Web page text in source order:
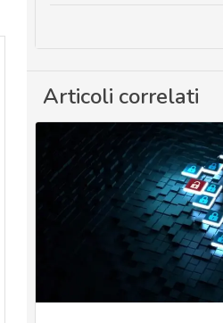
Articoli correlati